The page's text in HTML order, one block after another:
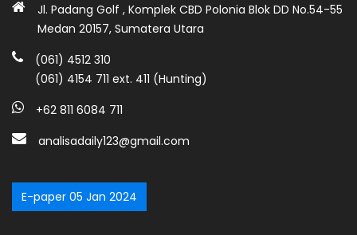
Jl. Padang Golf , Komplek CBD Polonia Blok DD No.54-55
Medan 20157, Sumatera Utara
(061) 4512 310
(061) 4154 711 ext. 411 (Hunting)
+62 811 6084 711
analisadaily123@gmail.com
E-paper 05 Jan 2024